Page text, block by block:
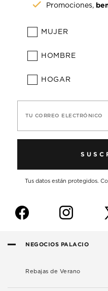
Promociones,
MUJER
HOMBRE
HOGAR
TU CORREO ELECTRÓNICO
Tus datos están protegidos.
f i
NEGOCIOS PALACIO
Rebajas de Verano